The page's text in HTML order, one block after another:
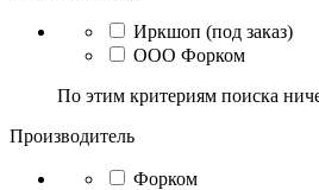
Иркшоп (под заказ)
ООО Форком
По этим критериям поиска
Производитель
Форком